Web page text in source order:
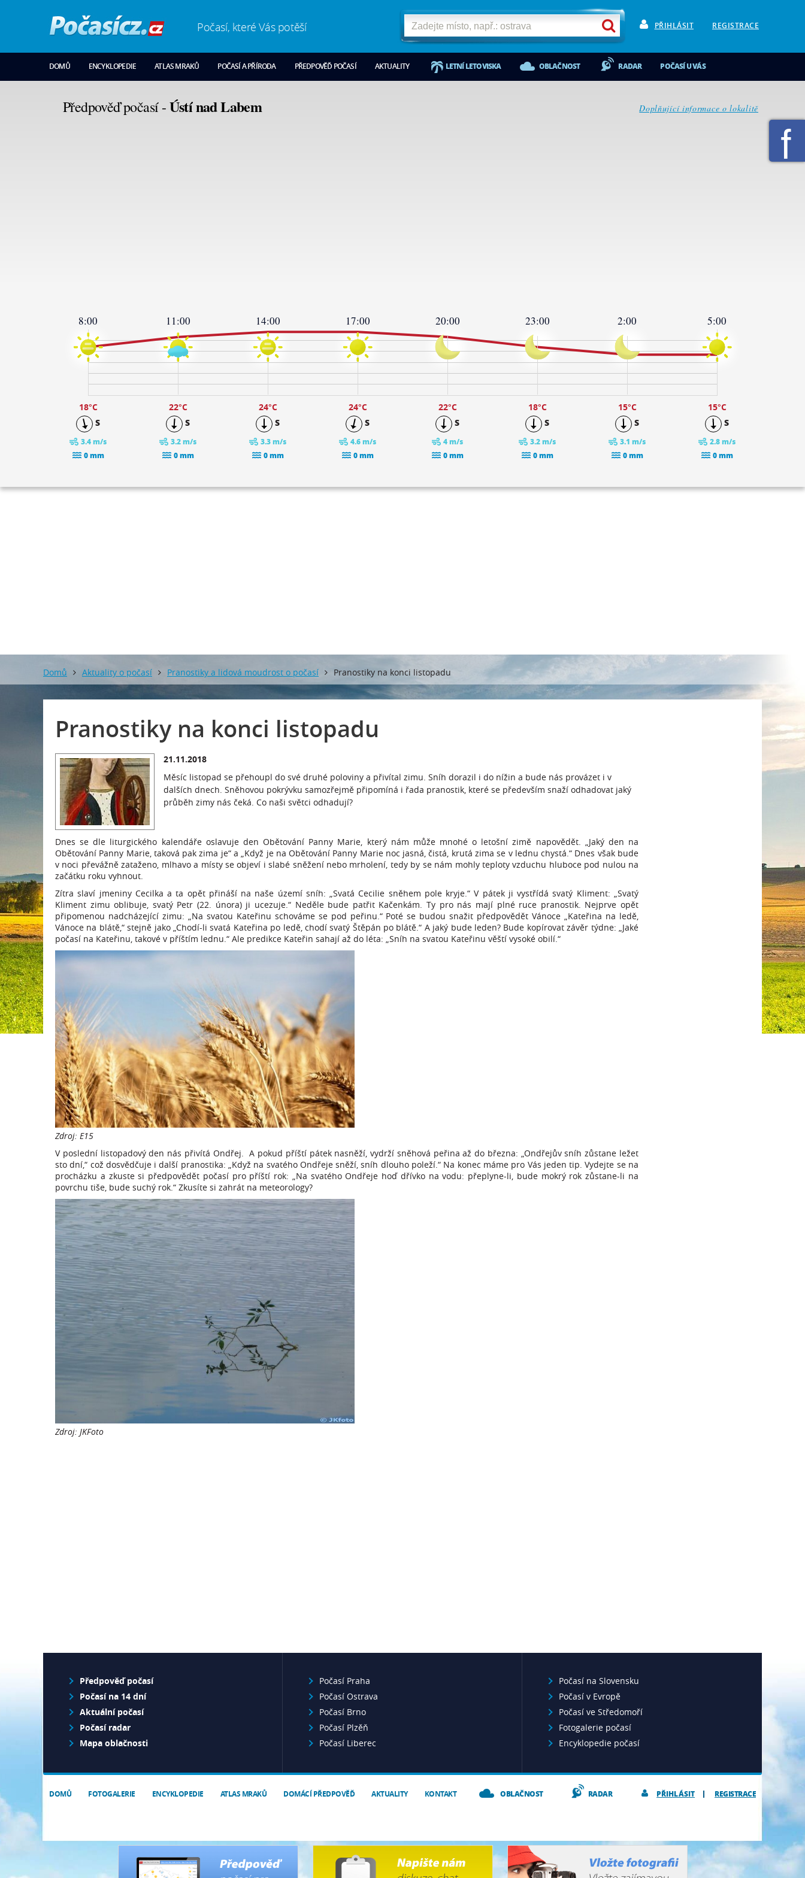
Počasí, které Vás potěší PŘIHLÁSIT REGISTRACE
DOMŮ ENCYKLOPEDIE ATLAS MRAKŮ POČASÍ A PŘÍRODA PŘEDPOVĚĎ POČASÍ AKTUALITY LETNÍ LETOVISKA OBLAČNOST RADAR POČASÍ U VÁS
Předpověď počasí -Ústí nad Labem Doplňující informace o lokalitě
8:00
18°C
S
3.4 m/s
0 mm
11:00
22°C
S
3.2 m/s
0 mm
14:00
24°C
S
3.3 m/s
0 mm
17:00
24°C
S
4.6 m/s
0 mm
20:00
22°C
S
4 m/s
0 mm
23:00
18°C
S
3.2 m/s
0 mm
2:00
15°C
S
3.1 m/s
0 mm
5:00
15°C
S
2.8 m/s
0 mm
25
24
19
Domů Aktuality o počasí Pranostiky a lidová moudrost o počasí Pranostiky na konci listopadu
Pranostiky na konci listopadu
21.11.2018
Měsíc listopad se přehoupl do své druhé poloviny a přivítal zimu. Sníh dorazil i do nížin a bude nás provázet i v
dalších dnech. Sněhovou pokrývku samozřejmě připomíná i řada pranostik, které se především snaží odhadovat jaký
průběh zimy nás čeká. Co naši světci odhadují?
Dnes se dle liturgického kalendáře oslavuje den Obětování Panny Marie, který nám může mnohé o letošní zimě napovědět. „Jaký den na
Obětování Panny Marie, taková pak zima je“ a „Když je na Obětování Panny Marie noc jasná, čistá, krutá zima se v lednu chystá.“ Dnes však bude
v noci převážně zataženo, mlhavo a místy se objeví i slabé sněžení nebo mrholení, tedy by se nám mohly teploty vzduchu hluboce pod nulou na
začátku roku vyhnout.
Zítra slaví jmeniny Cecilka a ta opět přináší na naše území sníh: „Svatá Cecilie sněhem pole kryje.“ V pátek ji vystřídá svatý Kliment: „Svatý
Kliment zimu oblibuje, svatý Petr (22. února) ji ucezuje.“ Neděle bude patřit Kačenkám. Ty pro nás mají plné ruce pranostik. Nejprve opět
připomenou nadcházející zimu: „Na svatou Kateřinu schováme se pod peřinu.“ Poté se budou snažit předpovědět Vánoce „Kateřina na ledě,
Vánoce na blátě,“ stejně jako „Chodí-li svatá Kateřina po ledě, chodí svatý Štěpán po blátě.“ A jaký bude leden? Bude kopírovat závěr týdne: „Jaké
počasí na Kateřinu, takové v příštím lednu.“ Ale predikce Kateřin sahají až do léta: „Sníh na svatou Kateřinu věští vysoké obilí.“
Zdroj: E15
V poslední listopadový den nás přivítá Ondřej. A pokud příští pátek nasněží, vydrží sněhová peřina až do března: „Ondřejův sníh zůstane ležet
sto dní,“ což dosvědčuje i další pranostika: „Když na svatého Ondřeje sněží, sníh dlouho poleží.“ Na konec máme pro Vás jeden tip. Vydejte se na
procházku a zkuste si předpovědět počasí pro příští rok: „Na svatého Ondřeje hoď dřívko na vodu: přeplyne-li, bude mokrý rok zůstane-li na
povrchu tiše, bude suchý rok.“ Zkusíte si zahrát na meteorology?
Zdroj: JKFoto
Předpověď počasí
Počasí na 14 dní
Aktuální počasí
Počasí radar
Mapa oblačnosti
Počasí Praha
Počasí Ostrava
Počasí Brno
Počasí Plzěň
Počasí Liberec
Počasí na Slovensku
Počasí v Evropě
Počasí ve Středomoří
Fotogalerie počasí
Encyklopedie počasí
DOMŮ FOTOGALERIE ENCYKLOPEDIE ATLAS MRAKŮ DOMÁCÍ PŘEDPOVĚĎ AKTUALITY KONTAKT OBLAČNOST RADAR REGISTRACE
PŘIHLÁSIT